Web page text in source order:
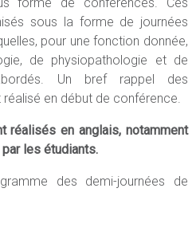
sous la forme de journées
pour une fonction donnée,
de physiopathologie et de
Un bref rappel des
en début de conférence.
réalisés en anglais, notamment
les étudiants.
des demi-journées de